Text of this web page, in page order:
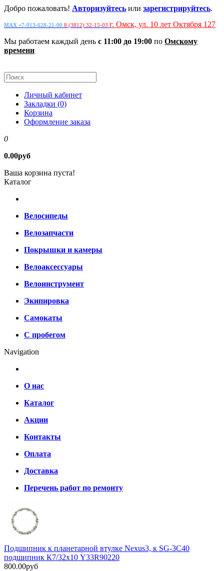
Добро пожаловать! Авторизуйтесь или зарегистрируйтесь.
MAX +7-913-628-21-00 8 (3812) 32-15-03 г. Омск, ул. 10 лет Октября 127
Мы работаем каждый день с 11:00 до 19:00 по Омскому
времени
Личный кабинет
Закладки (0)
Корзина
Оформление заказа
0
0.00руб
Ваша корзина пуста!
Каталог
Велосипеды
Велозапчасти
Покрышки и камеры
Велоаксессуары
Велоинструмент
Экипировка
Самокаты
С пробегом
Navigation
О нас
Каталог
Акции
Контакты
Оплата
Доставка
Перечень работ по ремонту
Подшипник к планетарной втулке Nexus3, к SG-3C40
подшипник К7/32х10 Y33R90220
800.00руб